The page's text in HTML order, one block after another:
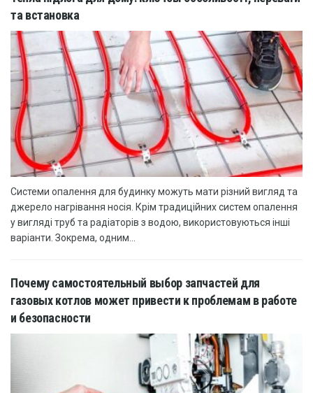
та встановка
Системи опалення для будинку можуть мати різний вигляд та
джерело нагрівання носія. Крім традиційних систем опалення
у вигляді труб та радіаторів з водою, використовуються інші
варіанти. Зокрема, одним...
Почему самостоятельный выбор запчастей для
газовых котлов может привести к проблемам в работе
и безопасности